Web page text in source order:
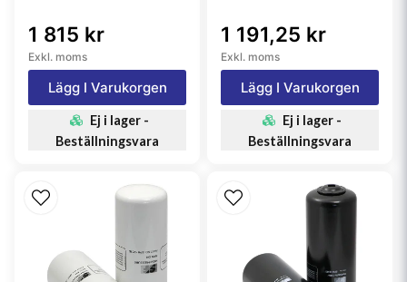
1 815 kr
Exkl. moms
Lägg I Varukorgen
Ej i lager -
Beställningsvara
1 191,25 kr
Exkl. moms
Lägg I Varukorgen
Ej i lager -
Beställningsvara